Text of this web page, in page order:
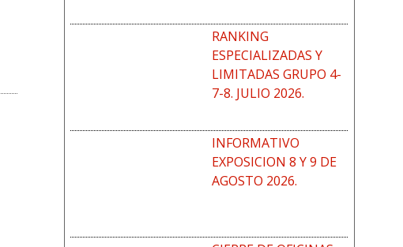
RANKING
ESPECIALIZADAS Y
LIMITADAS GRUPO 4-
7-8. JULIO 2026.
INFORMATIVO
EXPOSICION 8 Y 9 DE
AGOSTO 2026.